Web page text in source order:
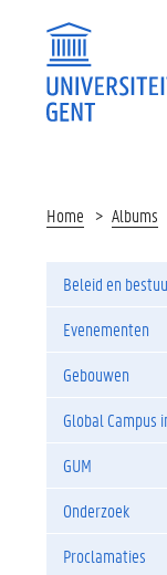
Home Albums
Beleid en
Evenementen
Gebouwen
Global Campus
GUM
Onderzoek
Proclamaties